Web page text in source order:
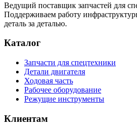
Ведущий поставщик запчастей для
Поддерживаем работу
деталь за деталью.
Каталог
Запчасти для спецтехники
Детали двигателя
Ходовая часть
Рабочее оборудование
Режущие инструменты
Клиентам